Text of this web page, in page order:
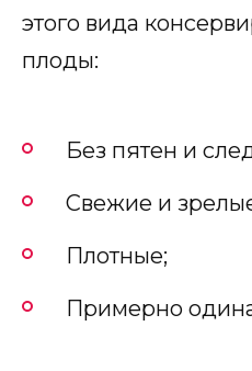
этого вида
плоды:
Без пятен и
Свежие и
Плотные;
Примерно